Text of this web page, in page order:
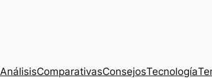
AnálisisComparativasConsejosTecnología